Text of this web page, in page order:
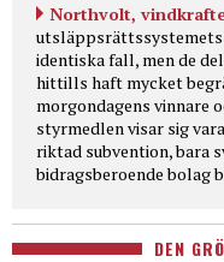
Northvolt,
utsläppsrättssystemets
identiska fall, men de
hittills haft mycket
morgondagens vinnare
styrmedlen visar sig
riktad subvention, bara
bidragsberoende bolag
DEN